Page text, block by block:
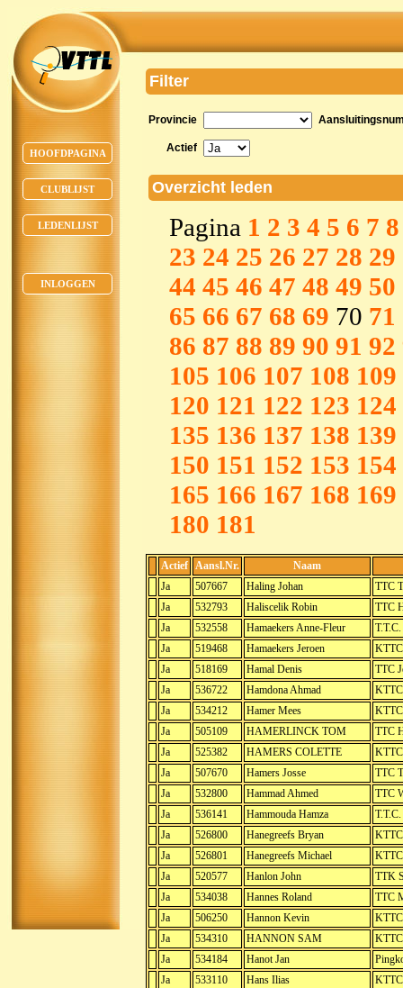
HOOFDPAGINA
CLUBLIJST
LEDENLIJST
INLOGGEN
Filter
Provincie
Actief
Overzicht leden
Pagina 1 2 3 4 5 6 7 8
23 24 25 26 27 28 29
44 45 46 47 48 49 50
65 66 67 68 69 70 71
86 87 88 89 90 91 92
105 106 107 108 109
120 121 122 123 124
135 136 137 138 139
150 151 152 153 154
165 166 167 168 169
180 181
Actief Aansl.Nr.
Naam
Ja
507667 Haling Johan
TTC
Ja
532793 Haliscelik Robin
TTC
Ja
532558 Hamaekers Anne-Fleur
Ja
519468 Hamaekers Jeroen
Ja
518169 Hamal Denis
TTC
Ja
536722 Hamdona Ahmad
Ja
534212 Hamer Mees
Ja
505109 HAMERLINCK TOM
TTC
Ja
525382 HAMERS COLETTE
Ja
507670 Hamers Josse
TTC
Ja
532800 Hammad Ahmed
TTC
Ja
536141 Hammouda Hamza
Ja
526800 Hanegreefs Bryan
Ja
526801 Hanegreefs Michael
Ja
520577 Hanlon John
TTK
Ja
534038 Hannes Roland
TTC
Ja
506250 Hannon Kevin
Ja
534310 HANNON SAM
Ja
534184 Hanot Jan
Ja
533110 Hans Ilias